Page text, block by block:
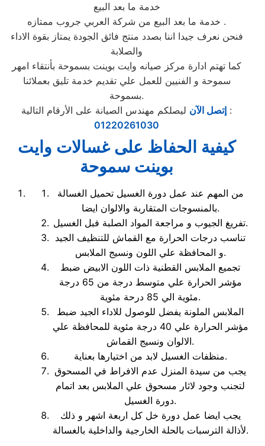
خدمة ما بعد البيع
خدمة ما بعد البيع من شركة العربي جروب ممتازه .
فنحن نعرف جيدا اننا بصدد منتج فائق الجودة يمتاز بقوة الاداء
والصلابة
كما تهتم ادارة مركز صيانه وايت بوينت بسموحة بأنتقاء امهر
سموحة و الفنيين للعمل علي تقديم خدمة تليق بعملائنا
بسموحة.
إتصل الآن ليصلكم مهندس الصيانة على الأرقام التالية :
01220261030
كيفية الحفاظ على غسالات وايت
بوينت سموحة
من المهم عند عمل دورة الغسيل تحميل الغسالة
بالمنسوجات المتقاربة والالوان ايضا.
تفريغ الجيوب و مراجعة المواد الصلبة فبل الغسيل.
تناسب درجات الحرارة مع القماش للتنظيف الجيد
و المحافظة علي اللون ونسيج الملابس.
تجميع الملابس القطنية ذات اللون الابيض ضبط
مؤشر الحرارة علي متوسط درجة من 65 درجة
مئوية الي 85 درحة مئوية.
الملابس الملونة يفضل للوصول للاداء الجيد ضبط
مؤشر الحرارة علي 40 درجة مئوية للمحافظة علي
الالوان ونسيج القماش.
منظفات الغسيل لابد من اختيارها بعناية.
يجب من سيدة المنزل عدم الافراط في المسحوق
لتجنب وجود لاثار مسحوق علي الملابس بعد اتمام
دورة الغسيل.
يجب ايضا عمل دورة خل كل اربعة اشهر و ذلك
لأذالة الترسبات بالحلة الخارجية والداخلية بالغسالة.